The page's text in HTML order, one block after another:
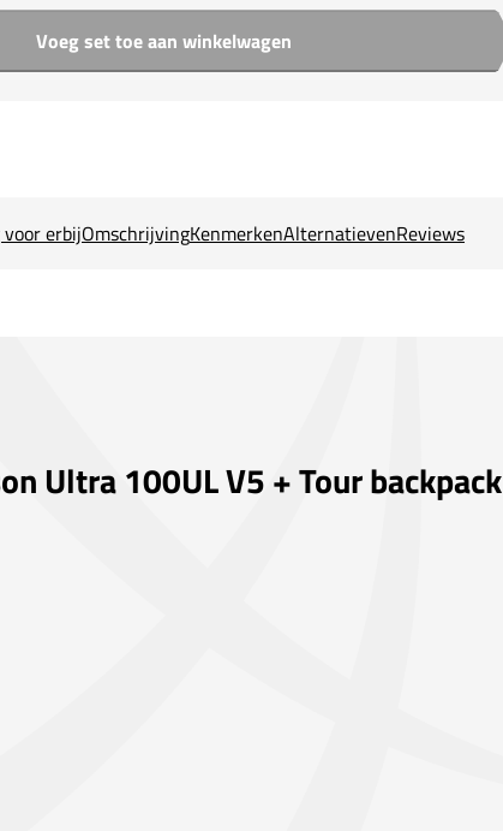
Voeg set toe aan winkelwagen
erbijOmschrijvingKenmerkenAlternatievenReviews
Ultra 100UL V5 + Tour backpack